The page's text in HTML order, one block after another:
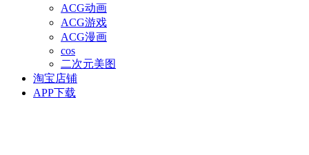
ACG动画
ACG游戏
ACG漫画
cos
二次元美图
淘宝店铺
APP下载